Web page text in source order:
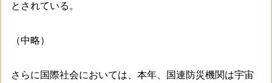
とされている。
（中略）
さらに国際社会においては、本年、国連防災機関は宇宙